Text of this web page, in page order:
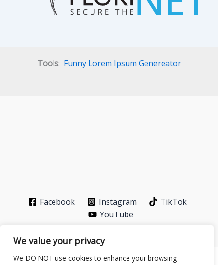
We value your privacy
We DO NOT use cookies to enhance your browsing
Tools: Funny Lorem Ipsum Genereator
Facebook Instagram
TikTok
YouTube